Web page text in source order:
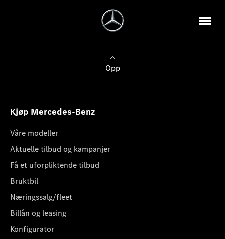
Opp
Kjøp Mercedes-Benz
Våre modeller
Aktuelle tilbud og kampanjer
Få et uforpliktende tilbud
Bruktbil
Næringssalg/fleet
Billån og leasing
Konfigurator